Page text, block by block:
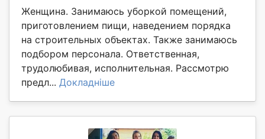
Женщина. Занимаюсь уборкой помещений,
приготовлением пищи, наведением порядка
на строительных объектах. Также занимаюсь
подбором персонала. Ответственная,
трудолюбивая, исполнительная. Рассмотрю
предл... Докладніше